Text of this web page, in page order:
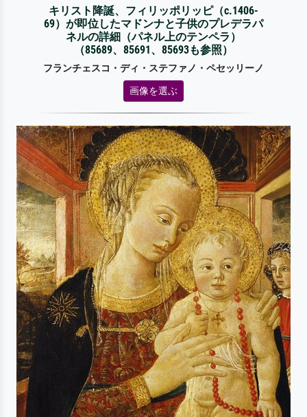
キリスト降誕、フィリッポリッピ（c.1406-
69）が即位したマドンナと子供のプレデラパ
ネルの詳細（パネル上のテンペラ）
（85689、85691、85693も参照）
フランチェスコ・ディ・ステファノ・ペセッリーノ
画像を選ぶ